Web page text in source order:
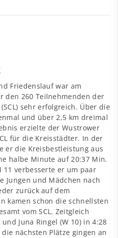
Friedenslauf war am
den 260 Teilnehmenden der
sehr erfolgreich. Über die
und über 2,5 km dreimal
erzielte der Wustrower
für die Kreisstädter. In der
er die Kreisbestleistung aus
halbe Minute auf 20:37 Min.
verbesserte er um paar
Jungen und Mädchen nach
zurück auf dem
kamen schon die schnellsten
vom SCL. Zeitgleich
Juna Ringel (W 10) in 4:28
nächsten Plätze gingen an